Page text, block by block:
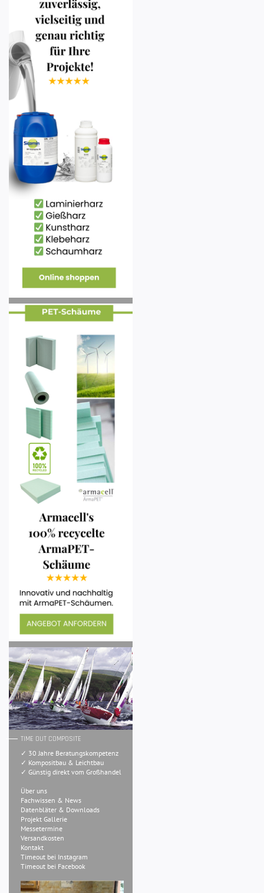
TIME OUT COMPOSITE
✓ 30 Jahre Beratungskompetenz
✓ Kompositbau & Leichtbau
✓ Günstig direkt vom Großhandel
Über uns
Fachwissen & News
Datenbläter & Downloads
Projekt Gallerie
Messetermine
Versandkosten
Kontakt
Timeout bei Instagram
Timeout bei Facebook